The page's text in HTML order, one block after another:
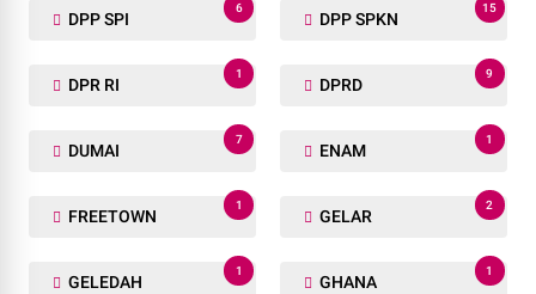
DPP SPI
6
DPP SPKN
15
DPR RI
1
DPRD
9
DUMAI
7
ENAM
1
FREETOWN
1
GELAR
2
GELEDAH
1
GHANA
1